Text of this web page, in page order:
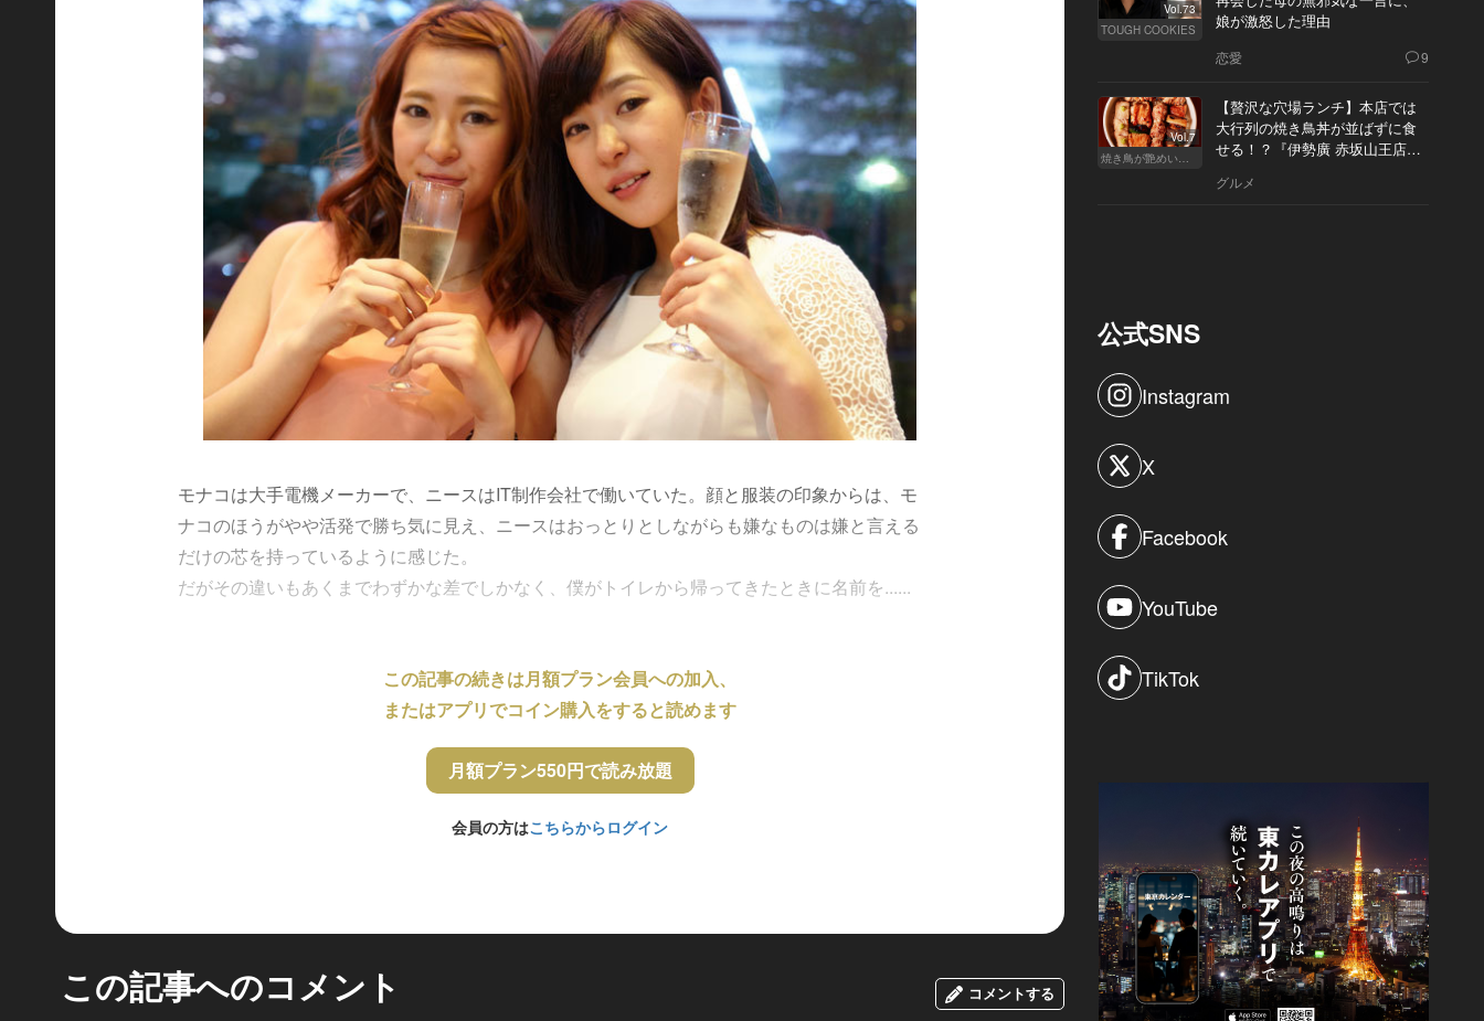
モナコは大手電機メーカーで、ニースはIT制作会社で働いていた。顔と服装の印象からは、モ
ナコのほうがやや活発で勝ち気に見え、ニースはおっとりとしながらも嫌なものは嫌と言える
だけの芯を持っているように感じた。
だがその違いもあくまでわずかな差でしかなく、僕がトイレから帰ってきたときに名前を......
この記事の続きは月額プラン会員への加入、
またはアプリでコイン購入をすると読めます
月額プラン550円で読み放題
会員の方はこちらからログイン
この記事へのコメント コメントする
Vol.73
TOUGH COOKIES
娘が激怒した理由
恋愛 9
Vol.7
焼き鳥が艶めいてきた
【贅沢な穴場ランチ】本店では
大行列の焼き鳥丼が並ばずに食
せる！？『伊勢廣 赤坂山王店』
グルメ
公式SNS
Instagram
X
Facebook
YouTube
TikTok